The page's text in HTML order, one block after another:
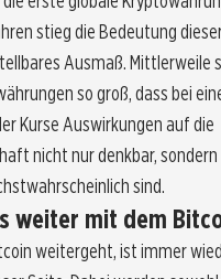
stieg die Bedeutung
Ausmaß. Mittlerweile
so groß, dass bei
Kurse Auswirkungen auf die
nicht nur denkbar, sondern
sind.
weiter mit dem
weitergeht, ist immer